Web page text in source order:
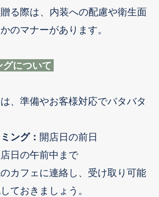
る際は、内装への配慮や衛生面
のマナーがあります。
について
、準備やお客様対応でバタバタ
ング： 開店日の前日
日の午前中まで
カフェに連絡し、受け取り可能
ておきましょう。